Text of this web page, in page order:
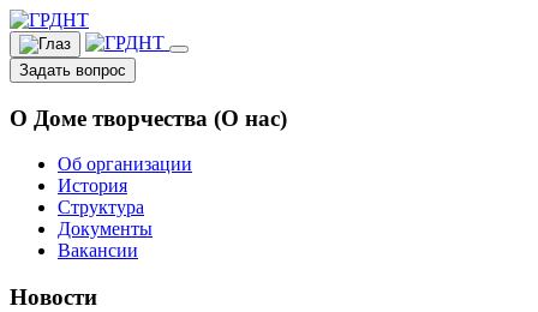
Задать вопрос
О Доме творчества (О нас)
Об организации
История
Структура
Документы
Вакансии
Новости